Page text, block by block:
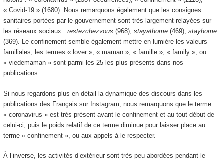
« Covid-19 » (1680). Nous remarquons également que les consignes
sanitaires portées par le gouvernement sont très largement relayées sur
les réseaux sociaux : restezchezvous (968), stayathome(469), stayhome
(369). Le confinement semble également mettre en lumière les valeurs
familiales, les termes « lover », « maman », « famille », « family », ou
« viedemaman » sont parmi les 25 les plus présents dans nos
publications.
Si nous regardons plus en détail la dynamique des discours dans les
publications des Français sur Instagram, nous remarquons que le terme
« coronavirus » est très présent avant le confinement et au tout début de
celui-ci, puis le poids relatif de ce terme diminue pour laisser place au
terme « confinement », ou aux appels à le respecter.
À l’inverse, les activités d’extérieur sont très peu abordées pendant le